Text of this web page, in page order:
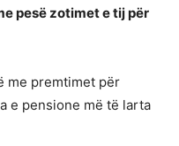
pesë zotimet e tij për
me premtimet për
e pensione më të larta